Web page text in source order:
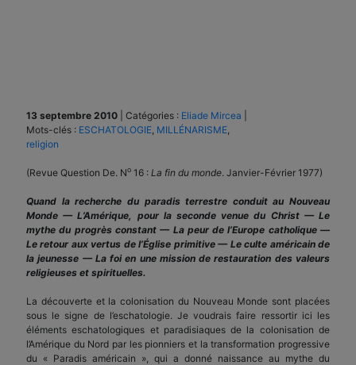
13 septembre 2010 Catégories : Eliade Mircea
Mots-clés : ESCHATOLOGIE MILLÉNARISME
religion
(Revue Question De. No 16 : La fin du monde. Janvier-Février 1977)
Quand la recherche du paradis terrestre conduit au Nouveau
Monde — L’Amérique, pour la seconde venue du Christ — Le
mythe du progrès constant — La peur de l’Europe catholique —
Le retour aux vertus de l’Église primitive — Le culte américain de
la jeunesse — La foi en une mission de restauration des valeurs
religieuses et spirituelles.
La découverte et la colonisation du Nouveau Monde sont placées
sous le signe de l’eschatologie. Je voudrais faire ressortir ici les
éléments eschatologiques et paradisiaques de la colonisation de
l’Amérique du Nord par les pionniers et la transformation progressive
du « Paradis américain », qui a donné naissance au mythe du